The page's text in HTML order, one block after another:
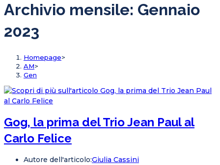
Archivio mensile: Gennaio
2023
Homepage>
AM>
Gen
Gog, la prima del Trio Jean Paul al
Carlo Felice
Autore dell'articolo:Giulia Cassini